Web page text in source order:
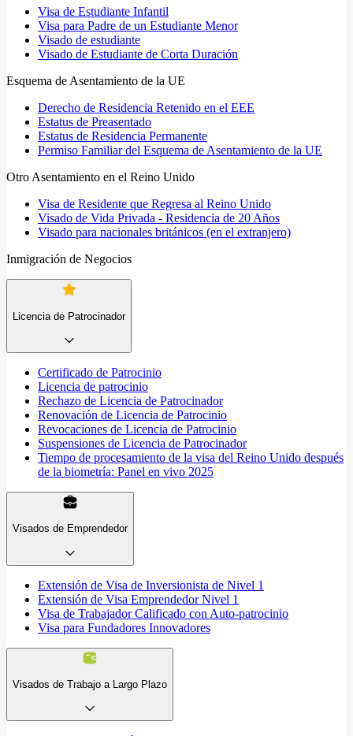
Visa de Estudiante Infantil
Visa para Padre de un Estudiante Menor
Visado de estudiante
Visado de Estudiante de Corta Duración
Esquema de Asentamiento de la UE
Derecho de Residencia Retenido en el EEE
Estatus de Preasentado
Estatus de Residencia Permanente
Permiso Familiar del Esquema de Asentamiento de la UE
Otro Asentamiento en el Reino Unido
Visa de Residente que Regresa al Reino Unido
Visado de Vida Privada - Residencia de 20 Años
Visado para nacionales británicos (en el extranjero)
Inmigración de Negocios
Licencia de Patrocinador
Certificado de Patrocinio
Licencia de patrocinio
Rechazo de Licencia de Patrocinador
Renovación de Licencia de Patrocinio
Revocaciones de Licencia de Patrocinio
Suspensiones de Licencia de Patrocinador
Tiempo de procesamiento de la visa del Reino Unido después
de la biometría: Panel en vivo 2025
Visados de Emprendedor
Extensión de Visa de Inversionista de Nivel 1
Extensión de Visa Emprendedor Nivel 1
Visa de Trabajador Calificado con Auto-patrocinio
Visa para Fundadores Innovadores
Visados de Trabajo a Largo Plazo